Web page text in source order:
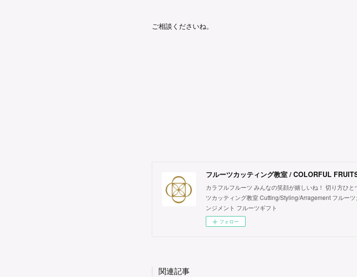
ご相談くださいね。
フルーツカッティング教室 / COLORFUL
カラフルフルーツ みんなの笑顔が嬉しいね！ 切り方ひ
ツカッティング教室 Cutting/Styling/Arragement フルー
ンジメント フルーツギフト
フォロー
関連記事